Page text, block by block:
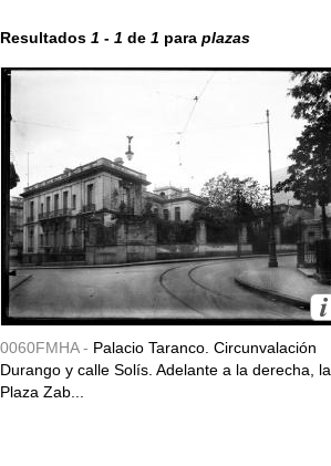
Resultados 1 - 1 de 1 para plazas
0060FMHA - Palacio Taranco. Circunvalación
Durango y calle Solís. Adelante a la derecha, la
Plaza Zab...